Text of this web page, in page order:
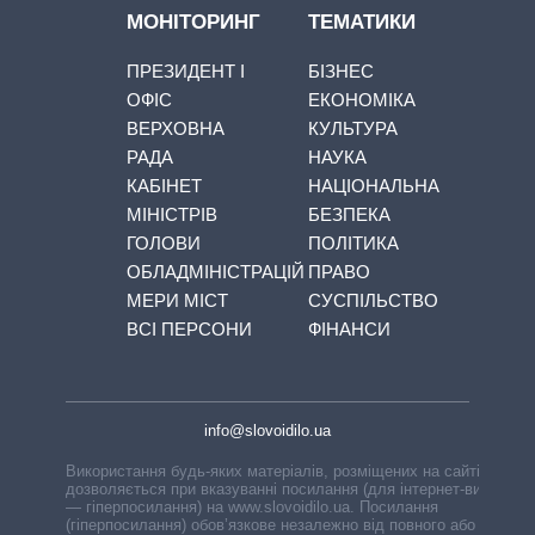
МОНІТОРИНГ
ПРЕЗИДЕНТ І
ОФІС
ВЕРХОВНА
РАДА
КАБІНЕТ
МІНІСТРІВ
ГОЛОВИ
ОБЛАДМІНІСТРАЦІЙ
МЕРИ МІСТ
ВСІ ПЕРСОНИ
ТЕМАТИКИ
БІЗНЕС
ЕКОНОМІКА
КУЛЬТУРА
НАУКА
НАЦІОНАЛЬНА
БЕЗПЕКА
ПОЛІТИКА
ПРАВО
СУСПІЛЬСТВО
ФІНАНСИ
info@slovoidilo.ua
Використання будь-яких матеріалів, розміщених на сайті,
дозволяється при вказуванні посилання (для інтернет-видань
— гіперпосилання) на www.slovoidilo.ua. Посилання
(гіперпосилання) обов’язкове незалежно від повного або